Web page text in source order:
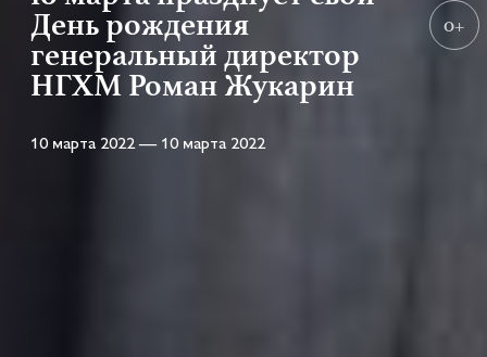
День рождения
генеральный директор
НГХМ Роман Жукарин
10 марта 2022 — 10 марта 2022
0+